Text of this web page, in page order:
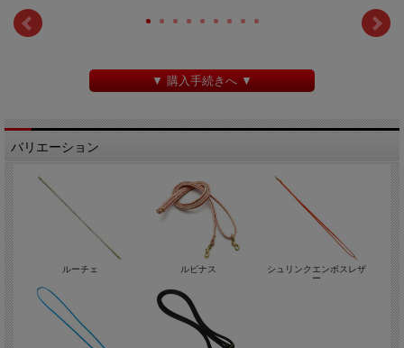
▼ 購入手続きへ ▼
バリエーション
ルーチェ ルビナス
シュリンクエンボスレザ
ー